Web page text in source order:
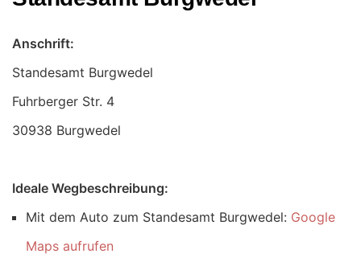
Anschrift:
Standesamt Burgwedel
30938 Burgwedel
Ideale Wegbeschreibung:
Mit dem Auto zum Standesamt Burgwedel: Google
Maps aufrufen